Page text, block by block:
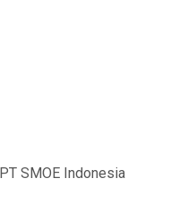
SMOE Indonesia